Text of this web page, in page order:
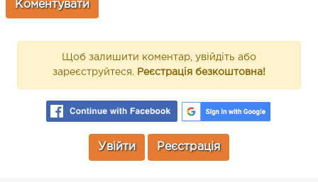
Щоб залишити коментар, увійдіть або
зареєструйтеся. Реєстрація безкоштовна!
Увійти Реєстрація